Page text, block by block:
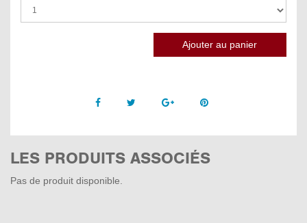
Facebook Twitter Google +Pinterest
LES PRODUITS ASSOCIÉS
Pas de produit disponible.